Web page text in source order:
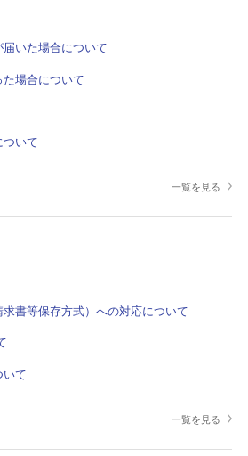
いた場合について
場合について
ついて
一覧を見る
書等保存方式）への対応について
いて
一覧を見る